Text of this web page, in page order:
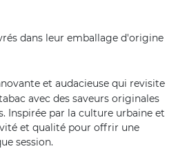
dans leur emballage d'origine
et audacieuse qui revisite
avec des saveurs originales
Inspirée par la culture urbaine et
et qualité pour offrir une
session.